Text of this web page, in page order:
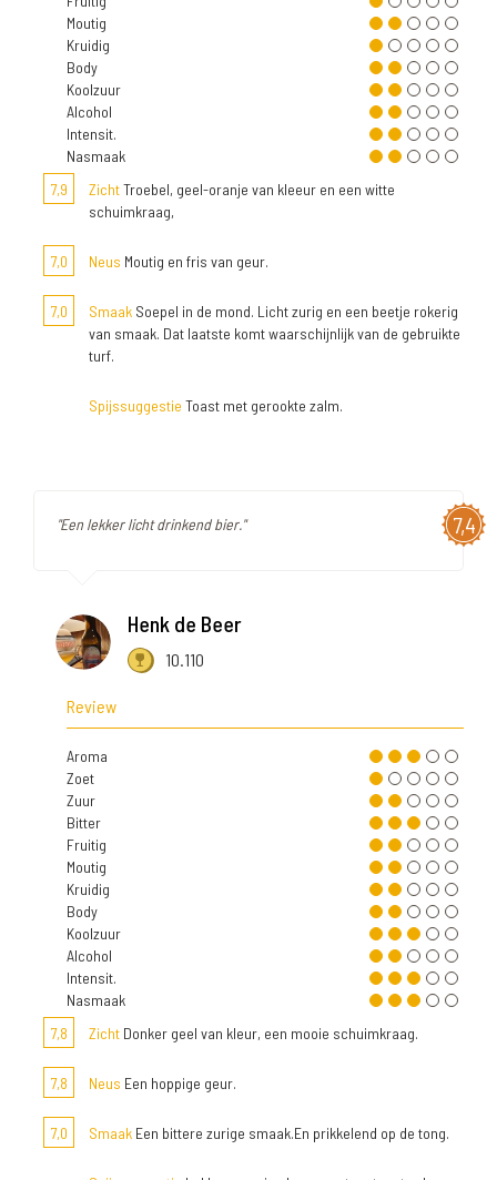
Moutig
Kruidig
Body
Koolzuur
Alcohol
Intensit.
Nasmaak
7,9
ZichtTroebel, geel-oranje van kleeur en een witte
schuimkraag,
7,0 Neus Moutig en fris van geur.
7,0 Smaak Soepel in de mond. Licht zurig en een beetje rokerig
van smaak. Dat laatste komt waarschijnlijk van de gebruikte
turf.
Spijssuggestie Toast met gerookte zalm.
7,4
"Een lekker licht drinkend bier."
Henk de Beer
10.110
Review
Aroma
Zoet
Zuur
Bitter
Fruitig
Moutig
Kruidig
Body
Koolzuur
Alcohol
Intensit.
Nasmaak
7,8
Zicht Donker geel van kleur, een mooie schuimkraag.
7,8 Neus Een hoppige geur.
7,0 Smaak Een bittere zurige smaak.En prikkelend op de tong.